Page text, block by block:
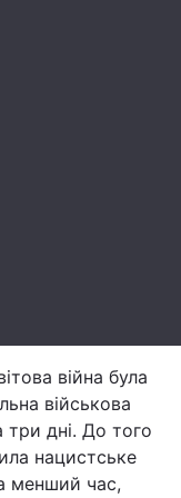
війна була
військова
три дні. До того
нацистське
менший час,